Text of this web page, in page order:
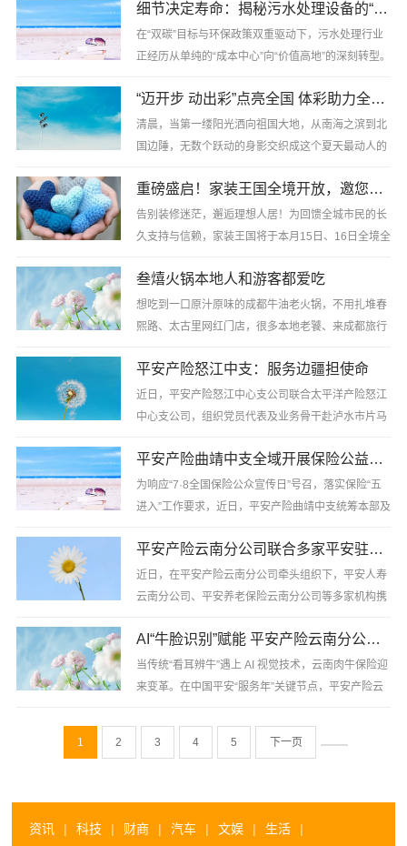
间完成了一场庄严而浪漫的沉浸式婚约仪式——这场
穿越时空的古......
细节决定寿命：揭秘污水处理设备的“硬核”品质
在“双碳”目标与环保政策双重驱动下，污水处理行业
正经历从单纯的“成本中心”向“价值高地”的深刻转型。
等痛点，而一体化污水处理设备凭借其高度集成、低
碳节能的......
“迈开步 动出彩”点亮全国 体彩助力全民健身日，绘就“体育强国”活力画卷
清晨，当第一缕阳光洒向祖国大地，从南海之滨到北
国边陲，无数个跃动的身影交织成这个夏天最动人的
山“体质问诊”到鹤岗冰壶爱好者，从三明千人展演到
天津银龄风采......
重磅盛启！家装王国全境开放，邀您沉浸式解锁理想家
告别装修迷茫，邂逅理想人居！为回馈全城市民的长
久支持与信赖，家装王国将于本月15日、16日全境全
全流程家装服务全面解锁，面向全城市民免费开放体
验，诚挚邀请每一......
叁熺火锅本地人和游客都爱吃
想吃到一口原汁原味的成都牛油老火锅，不用扎堆春
熙路、太古里网红门店，很多本地老饕、来成都旅行
巷，打卡这家低调火爆的叁熺火锅，长期出现在各类
“成都最好吃的火锅......
平安产险怒江中支：服务边疆担使命
近日，平安产险怒江中心支公司联合太平洋产险怒江
中心支公司，组织党员代表及业务骨干赴泸水市片马
题实践活动，以实际行动践行金融报国、服务边疆的
使命。
平安产险曲靖中支全域开展保险公益宣传，传递金融服务温度
为响应“7·8全国保险公众宣传日”号召，落实保险“五
进入”工作要求，近日，平安产险曲靖中支统筹本部及
业、车站、校园等多元场景，全域同步开展保险公益
宣传活动。
平安产险云南分公司联合多家平安驻滇机构开展防范非法金融活动宣传
近日，在平安产险云南分公司牵头组织下，平安人寿
云南分公司、平安养老保险云南分公司等多家机构携
范非法金融活动集中宣传日专场活动，面向商圈市民
及入驻商户普及......
AI“牛脸识别”赋能 平安产险云南分公司助力肉牛保险变革
当传统“看耳辨牛”遇上 AI 视觉技术，云南肉牛保险迎
来变革。在中国平安“服务年”关键节点，平安产险云
别”技术全面应用于肉牛保险，通过“刷脸”完成承保建
1 2 3 4 5 下一页
资讯 | 科技 | 财商 | 汽车 | 文娱 | 生活 |